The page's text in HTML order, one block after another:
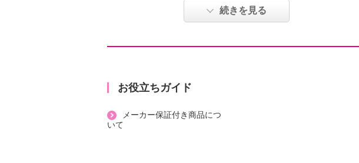
ウム、抹茶を使用した、水などに溶かして飲むパウダー状の
サプリメント「ドクターアミノ パワーグリーン プレミア
分包タイプになっており、持ち運びにも便利です。
＜ドクターアミノ パワーグリーン プレミアム １３２ｇ
続きを見る
お役立ちガイド
メーカー保証付き商品につ
いて